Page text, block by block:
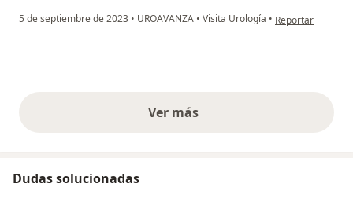
5 de septiembre de 2023 • UROAVANZA • Visita Urología • en opinión del
Reportar
Ver másopiniones anteriores
Dudas solucionadas